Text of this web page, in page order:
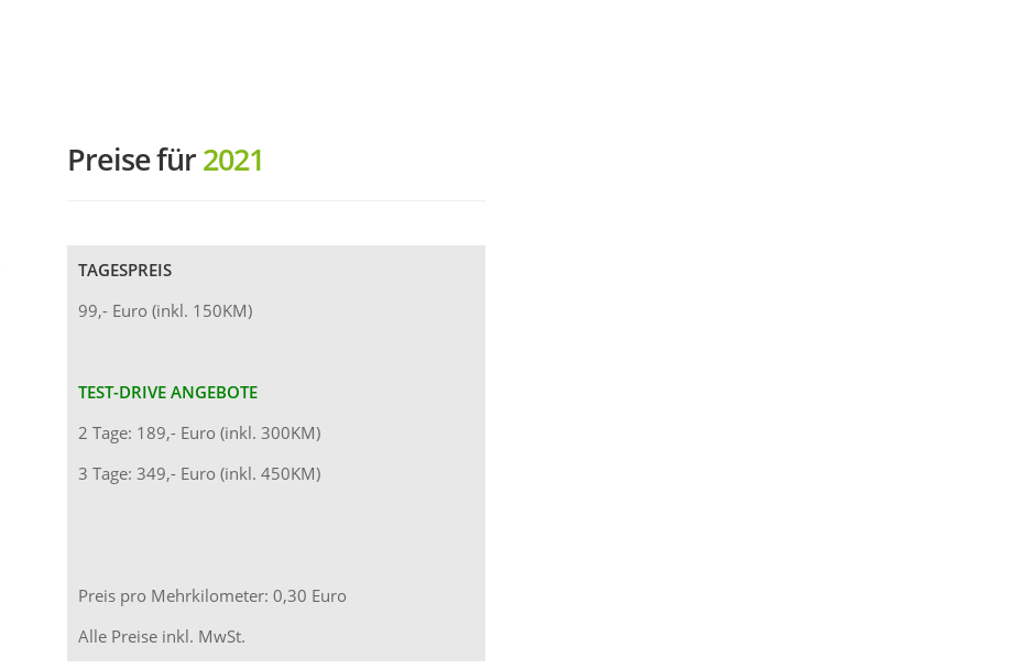
Preise für2021
TAGESPREIS
99,- Euro (inkl. 150KM)
TEST-DRIVE ANGEBOTE
2 Tage: 189,- Euro (inkl. 300KM)
3 Tage: 349,- Euro (inkl. 450KM)
Preis pro Mehrkilometer: 0,30 Euro
Alle Preise inkl. MwSt.